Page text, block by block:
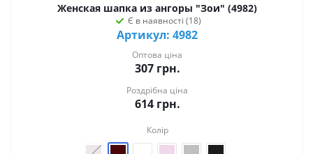
Женская шапка из ангоры "Зои" (4982)
Є в наявності (18)
Артикул: 4982
Оптова ціна
307грн.
Роздрібна ціна
614грн.
Колір